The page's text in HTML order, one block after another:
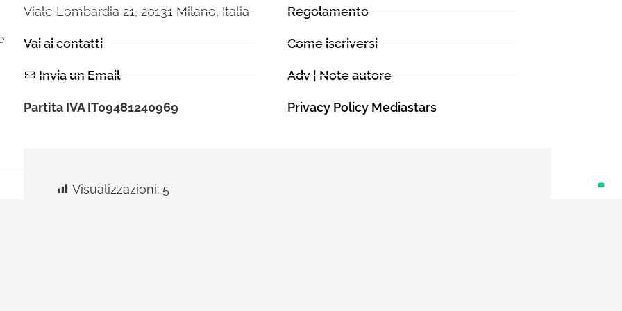
London College of Communication. Questo nuovo
processi creativi. Iniziata la sua carriera da freelance
Art Director vive in città come Londra, Barcellona,
brand internazionali del calibro di UEFA Champions
musica.
Viale Lombardia 21, 20131 Milano, Italia
Vai ai contatti
Invia un Email
Partita IVA IT09481240969
Regolamento
Come iscriversi
Adv | Note autore
Privacy Policy Mediastars
Visualizzazioni: 5